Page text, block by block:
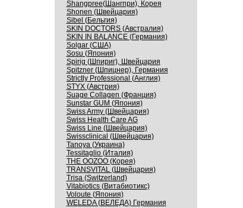
Shangpree(Шангпри), Корея
Shonen (Швейцария)
Sibel (Бельгия)
SKIN DOCTORS (Австралия)
SKIN IN BALANCE (Германия)
Solgar (США)
Sosu (Япония)
Spirig (Шпириг), Швейцария
Spitzner (Шпицнер), Германия
Strictly Professional (Англия)
STYX (Австрия)
Suage Collagen (Франция)
Sunstar GUM (Япония)
Swiss Army (Швейцария)
Swiss Health Care AG
Swiss Line (Швейцария)
Swissсlinical (Швейцария)
Tanoya (Украина)
Tessitaglio (Италия)
THE OOZOO (Корея)
TRANSVITAL (Швейцария)
Trisa (Switzerland)
Vitabiotics (Витабиотикс)
Voloute (Япония)
WELEDA (ВЕЛЕДА) Германия